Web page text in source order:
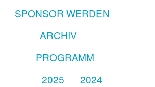
SPONSOR WERDEN
ARCHIV
PROGRAMM
2025
2024